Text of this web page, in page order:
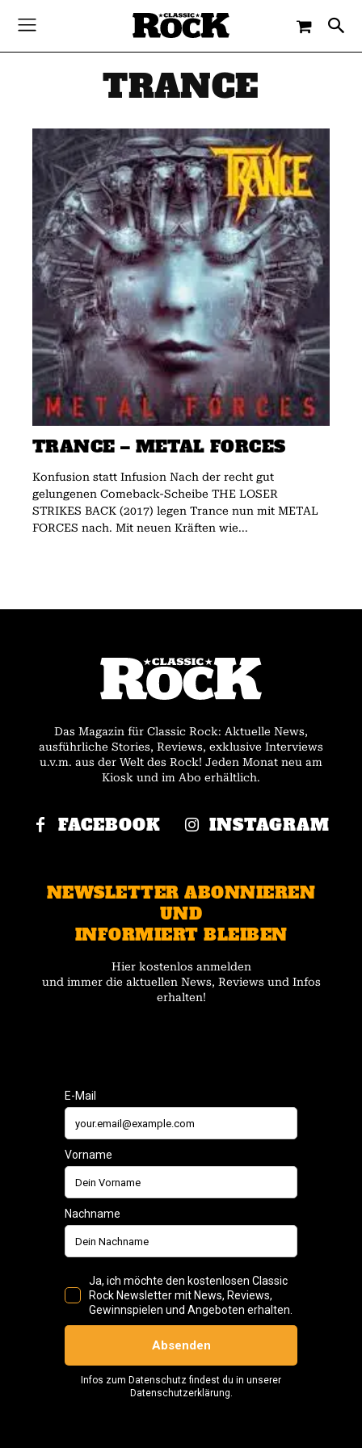
TRANCE
TRANCE – METAL FORCES
Konfusion statt Infusion Nach der recht gut
gelungenen Comeback-Scheibe THE LOSER
STRIKES BACK (2017) legen Trance nun mit METAL
FORCES nach. Mit neuen Kräften wie...
Das Magazin für Classic Rock: Aktuelle News,
ausführliche Stories, Reviews, exklusive Interviews
u.v.m. aus der Welt des Rock! Jeden Monat neu am
Kiosk und im Abo erhältlich.
FACEBOOK INSTAGRAM
NEWSLETTER ABONNIEREN
UND
INFORMIERT BLEIBEN
Hier kostenlos anmelden
und immer die aktuellen News, Reviews und Infos
erhalten!